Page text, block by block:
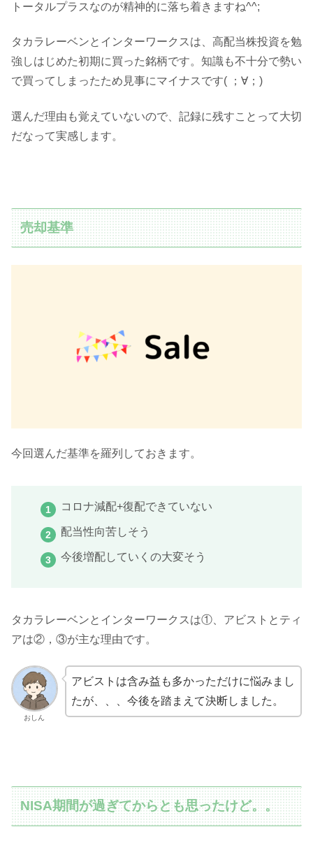
トータルプラスなのが精神的に落ち着きますね^^;
タカラレーベンとインターワークスは、高配当株投資を勉
強しはじめた初期に買った銘柄です。知識も不十分で勢い
で買ってしまったため見事にマイナスです( ；∀；)
選んだ理由も覚えていないので、記録に残すことって大切
だなって実感します。
売却基準
今回選んだ基準を羅列しておきます。
コロナ減配+復配できていない
配当性向苦しそう
今後増配していくの大変そう
タカラレーベンとインターワークスは①、アビストとティ
アは②，③が主な理由です。
おしん
アビストは含み益も多かっただけに悩みまし
たが、、、今後を踏まえて決断しました。
NISA期間が過ぎてからとも思ったけど。。